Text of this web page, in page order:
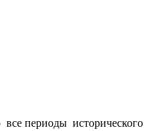
все периоды исторического